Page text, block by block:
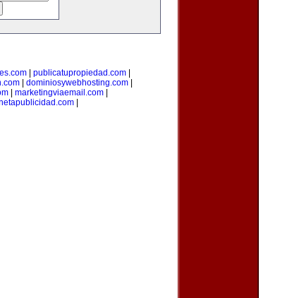
publicatupropiedad.com
| dominiosywebhosting.com|
marketingviaemail.com